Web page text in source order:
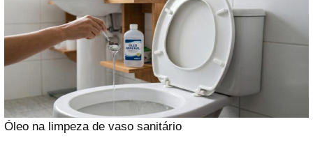
Óleo na limpeza de vaso sanitário